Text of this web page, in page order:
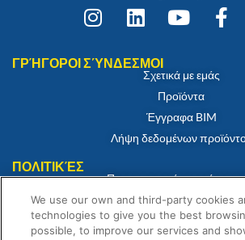
ΓΡΉΓΟΡΟΙ ΣΎΝΔΕΣΜΟΙ
Σχετικά με εμάς
Προϊόντα
Έγγραφα BIM
Λήψη δεδομένων
ΠΟΛΙΤΙΚΈΣ
Πιστοποιητικό
Πολιτική για τα cookies
Αποποίηση ευθύνης
We use our own and third-party cookies
technologies to give you the best
possible, to improve our services and